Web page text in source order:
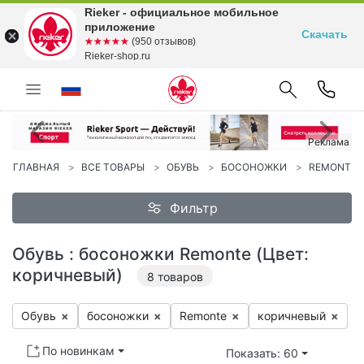
Реклама
Реклама
Предыдущий
ГЛАВНАЯ ВСЕ ТОВАРЫ ОБУВЬ БОСОНОЖКИ REMONTE
Фильтр
Обувь : босоножки Remonte (Цвет:
коричневый)
8 товаров
Обувь × бо­сонож­ки × Re­mon­te × ко­рич­не­вый ×
По новинкам Показать: 60
Rieker - официальное мобильное
приложение
☆☆☆☆☆
★★★★★ (950 отзывов)
Rieker-shop.ru
Скачать